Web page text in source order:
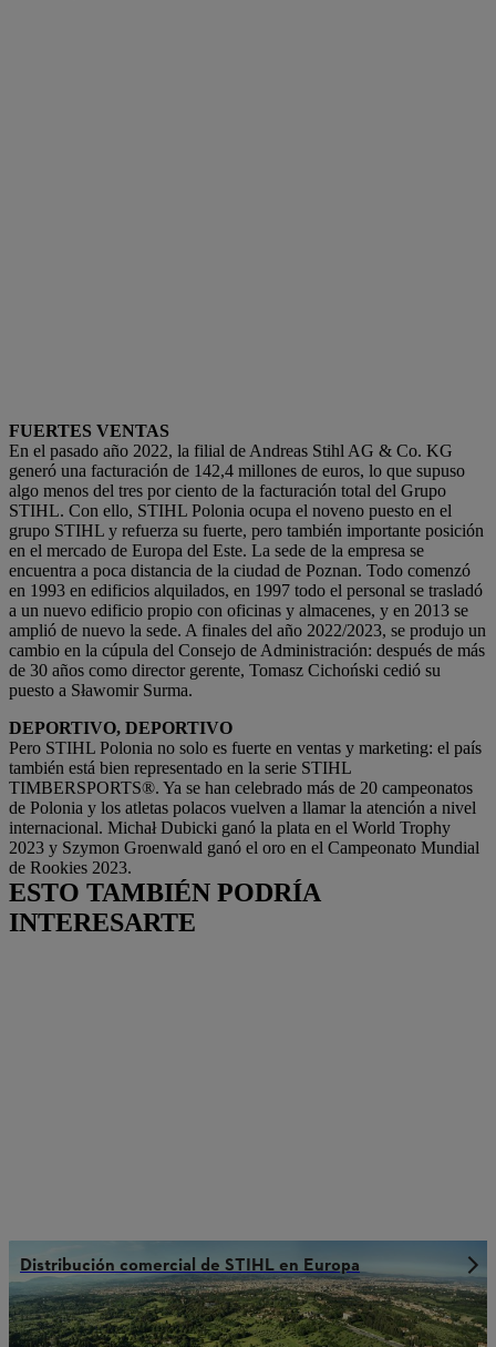
FUERTES VENTAS
En el pasado año 2022, la filial de Andreas Stihl AG & Co. KG
generó una facturación de 142,4 millones de euros, lo que supuso
algo menos del tres por ciento de la facturación total del Grupo
STIHL. Con ello, STIHL Polonia ocupa el noveno puesto en el
grupo STIHL y refuerza su fuerte, pero también importante posición
en el mercado de Europa del Este. La sede de la empresa se
encuentra a poca distancia de la ciudad de Poznan. Todo comenzó
en 1993 en edificios alquilados, en 1997 todo el personal se trasladó
a un nuevo edificio propio con oficinas y almacenes, y en 2013 se
amplió de nuevo la sede. A finales del año 2022/2023, se produjo un
cambio en la cúpula del Consejo de Administración: después de más
de 30 años como director gerente, Tomasz Cichoński cedió su
puesto a Sławomir Surma.
DEPORTIVO, DEPORTIVO
Pero STIHL Polonia no solo es fuerte en ventas y marketing: el país
también está bien representado en la serie STIHL
TIMBERSPORTS®. Ya se han celebrado más de 20 campeonatos
de Polonia y los atletas polacos vuelven a llamar la atención a nivel
internacional. Michał Dubicki ganó la plata en el World Trophy
2023 y Szymon Groenwald ganó el oro en el Campeonato Mundial
de Rookies 2023.
ESTO TAMBIÉN PODRÍA
INTERESARTE
Distribución comercial de STIHL en Europa